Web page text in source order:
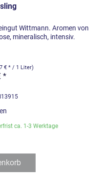
Wittmann. Aromen von
mineralisch, intensiv.
€ * / 1 Liter)
*
ca. 1-3 Werktage